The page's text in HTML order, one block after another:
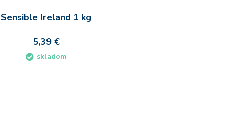
Sensible Ireland 1 kg
5,39 €
skladom